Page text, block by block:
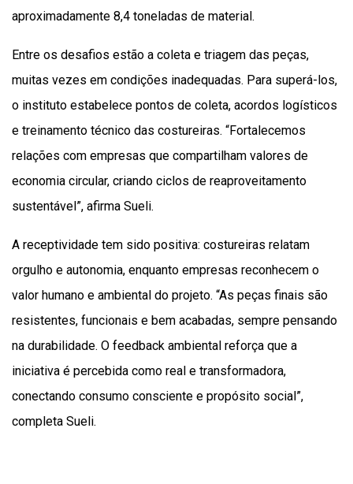
aproximadamente 8,4 toneladas de material.
Entre os desafios estão a coleta e triagem das peças,
muitas vezes em condições inadequadas. Para superá-los,
o instituto estabelece pontos de coleta, acordos logísticos
e treinamento técnico das costureiras. “Fortalecemos
relações com empresas que compartilham valores de
economia circular, criando ciclos de reaproveitamento
sustentável”, afirma Sueli.
A receptividade tem sido positiva: costureiras relatam
orgulho e autonomia, enquanto empresas reconhecem o
valor humano e ambiental do projeto. “As peças finais são
resistentes, funcionais e bem acabadas, sempre pensando
na durabilidade. O feedback ambiental reforça que a
iniciativa é percebida como real e transformadora,
conectando consumo consciente e propósito social”,
completa Sueli.